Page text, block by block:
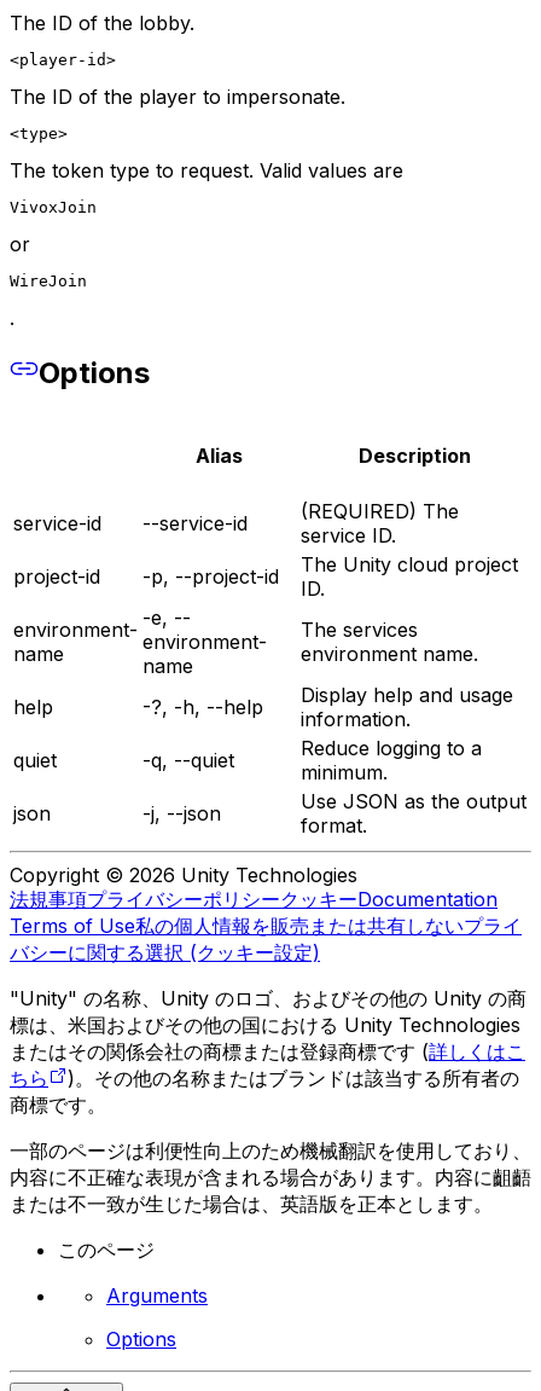
The ID of the lobby.
<player-id>
The ID of the player to impersonate.
<type>
The token type to request. Valid values are
VivoxJoin
or
WireJoin
.
Options
Alias Description
service-id --service-id
(REQUIRED) The
service ID.
project-id
-p, --project-id
The Unity cloud project
ID.
environment-
name
-e, --
environment-
name
The services
environment name.
help -?, -h, --help
Display help and usage
information.
quiet
-q, --quiet
Reduce logging to a
minimum.
json
-j, --json
Use JSON as the output
format.
Copyright © 2026 Unity Technologies
法規事項プライバシーポリシークッキーDocumentation
Terms of Use私の個人情報を販売または共有しないプライ
バシーに関する選択 (クッキー設定)
"Unity" の名称、Unity のロゴ、およびその他の Unity の商
標は、米国およびその他の国における Unity Technologies
またはその関係会社の商標または登録商標です (詳しくはこ
ちら
)。その他の名称またはブランドは該当する所有者の
商標です。
一部のページは利便性向上のため機械翻訳を使用しており、
内容に不正確な表現が含まれる場合があります。内容に齟齬
または不一致が生じた場合は、英語版を正本とします。
このページ
Arguments
Options